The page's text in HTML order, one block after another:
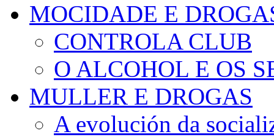
MOCIDADE E
CONTROLA CLUB
O ALCOHOL E OS
MULLER E DROGAS
A evolución da